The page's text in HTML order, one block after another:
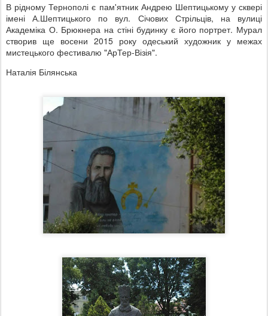
В рідному Тернополі є пам'ятник Андрею Шептицькому у сквері
імені А.Шептицького по вул. Січових Стрільців, на вулиці
Академіка О. Брюкнера на стіні будинку є його портрет. Мурал
створив ще восени 2015 року одеський художник у межах
мистецького фестивалю "АрТер-Візія".
Наталія Білянська